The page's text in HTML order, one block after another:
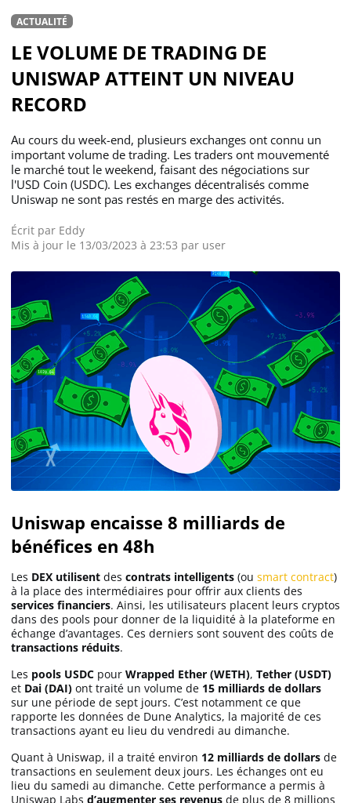
ACTUALITÉ
LE VOLUME DE TRADING DE
UNISWAP ATTEINT UN NIVEAU
RECORD
Au cours du week-end, plusieurs exchanges ont connu un
important volume de trading. Les traders ont mouvementé
le marché tout le weekend, faisant des négociations sur
l'USD Coin (USDC). Les exchanges décentralisés comme
Uniswap ne sont pas restés en marge des activités.
Écrit par Eddy
Mis à jour le 13/03/2023 à 23:53 par user
Uniswap encaisse 8 milliards de
bénéfices en 48h
Les DEX utilisent des contrats intelligents (ou smart contract)
à la place des intermédiaires pour offrir aux clients des
services financiers. Ainsi, les utilisateurs placent leurs cryptos
dans des pools pour donner de la liquidité à la plateforme en
échange d’avantages. Ces derniers sont souvent des coûts de
transactions réduits.
Les pools USDC pour Wrapped Ether (WETH), Tether (USDT)
et Dai (DAI) ont traité un volume de 15 milliards de dollars
sur une période de sept jours. C’est notamment ce que
rapporte les données de Dune Analytics, la majorité de ces
transactions ayant eu lieu du vendredi au dimanche.
Quant à Uniswap, il a traité environ 12 milliards de dollars de
transactions en seulement deux jours. Les échanges ont eu
lieu du samedi au dimanche. Cette performance a permis à
Uniswap Labs d’augmenter ses revenus de plus de 8 millions